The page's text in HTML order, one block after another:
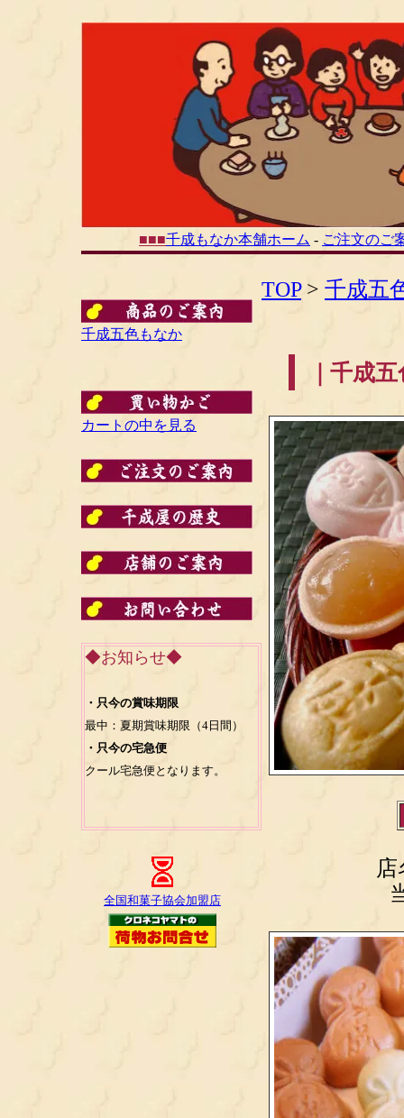
■■■千成もなか本舗ホーム - ご注文のご
千成五色もなか
カートの中を見る
◆お知らせ◆
・只今の賞味期限
最中：夏期賞味期限（4日間）
・只今の宅急便
クール宅急便となります。
全国和菓子協会加盟店
TOP> 千成五
｜千成